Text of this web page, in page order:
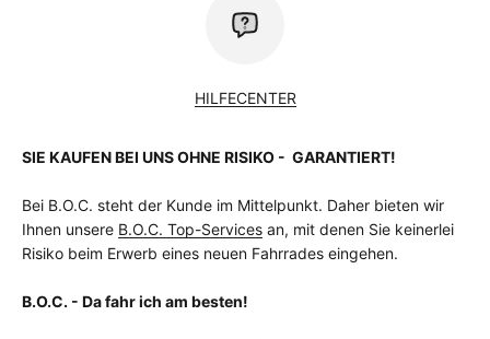
HILFECENTER
SIE KAUFEN BEI UNS OHNE RISIKO - GARANTIERT!
Bei B.O.C. steht der Kunde im Mittelpunkt. Daher bieten wir
Ihnen unsere B.O.C. Top-Services an, mit denen Sie keinerlei
Risiko beim Erwerb eines neuen Fahrrades eingehen.
B.O.C. - Da fahr ich am besten!